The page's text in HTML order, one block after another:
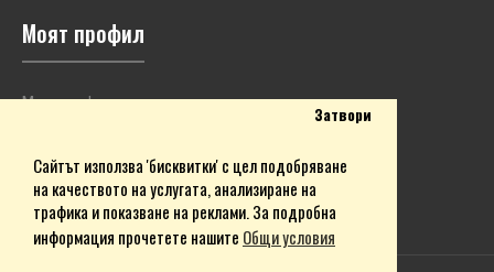
Сайтът използва 'бисквитки' с цел подобряване
на качеството на услугата, анализиране на
трафика и показване на реклами. За подробна
информация прочетете нашите Общи условия
Затвори
Моят профил
Моят профил
Любими продукти
Бюлетин